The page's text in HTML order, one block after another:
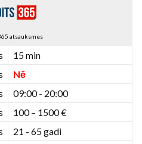
atsauksmes
15 min
Nē
09:00 - 20:00
100 – 1500 €
21 - 65 gadi